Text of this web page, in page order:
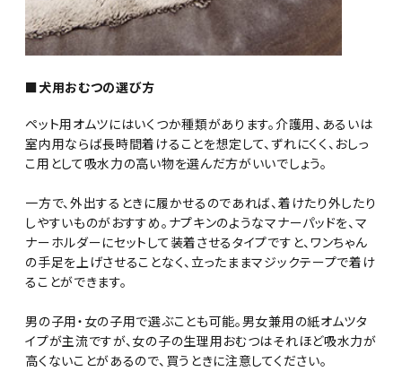
■犬用おむつの選び方
ペット用オムツにはいくつか種類があります。介護用、あるいは
室内用ならば長時間着けることを想定して、ずれにくく、おしっ
こ用として吸水力の高い物を選んだ方がいいでしょう。
一方で、外出するときに履かせるのであれば、着けたり外したり
しやすいものがおすすめ。ナプキンのようなマナーパッドを、マ
ナーホルダーにセットして装着させるタイプですと、ワンちゃん
の手足を上げさせることなく、立ったままマジックテープで着け
ることができます。
男の子用・女の子用で選ぶことも可能。男女兼用の紙オムツタ
イプが主流ですが、女の子の生理用おむつはそれほど吸水力が
高くないことがあるので、買うときに注意してください。